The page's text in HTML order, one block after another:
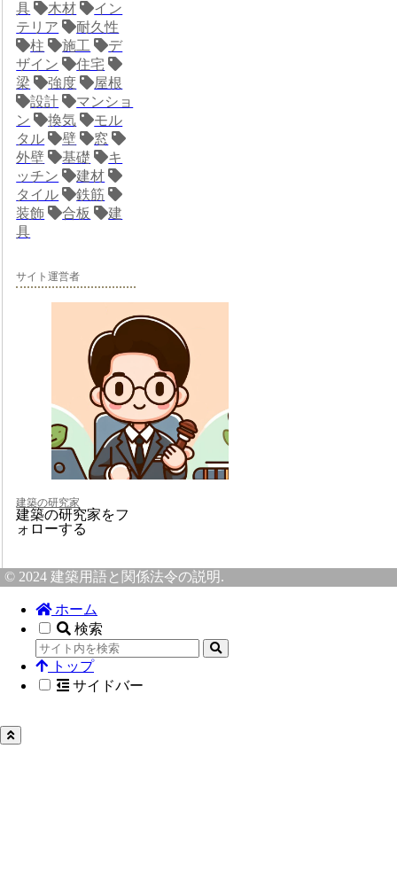
具
木材
イン
テリア
耐久性
柱
施工
デ
ザイン
住宅
梁
強度
屋根
設計
マンショ
ン
換気
モル
タル
壁
窓
外壁
基礎
キ
ッチン
建材
タイル
鉄筋
装飾
合板
建
具
サイト運営者
建築の研究家
建築の研究家をフ
ォローする
© 2024 建築用語と関係法令の説明.
ホーム
検索
トップ
サイドバー